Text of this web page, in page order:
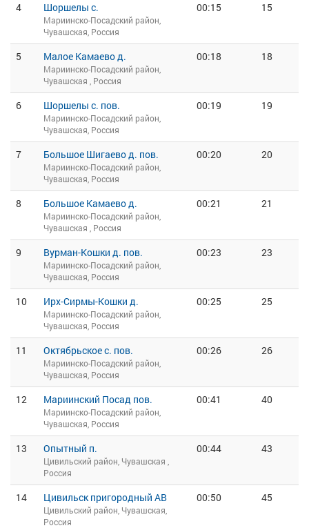
4 Шоршелы с.
Мариинско-Посадский район,
Чувашская, Россия
00:15 15
5 Малое Камаево д.
Мариинско-Посадский район,
Чувашская , Россия
00:18 18
6 Шоршелы с. пов.
Мариинско-Посадский район,
Чувашская, Россия
00:19 19
7 Большое Шигаево д. пов.
Мариинско-Посадский район,
Чувашская, Россия
00:20 20
8 Большое Камаево д.
Мариинско-Посадский район,
Чувашская , Россия
00:21 21
9 Вурман-Кошки д. пов.
Мариинско-Посадский район,
Чувашская, Россия
00:23 23
10 Ирх-Сирмы-Кошки д.
Мариинско-Посадский район,
Чувашская, Россия
00:25 25
11 Октябрьское с. пов.
Мариинско-Посадский район,
Чувашская, Россия
00:26 26
12 Мариинский Посад пов.
Мариинско-Посадский район,
Чувашская, Россия
00:41 40
13 Опытный п.
Цивильский район, Чувашская ,
Россия
00:44 43
14 Цивильск пригородный АВ
Цивильский район, Чувашская,
Россия
00:50 45